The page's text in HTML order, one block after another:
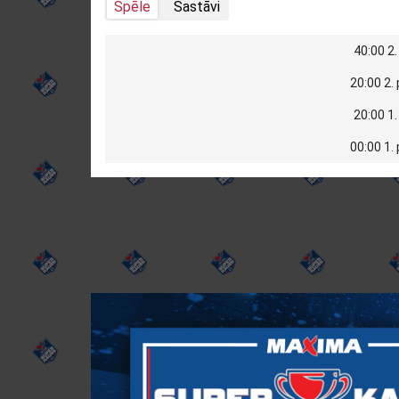
Spēle Sastāvi
40:00
20:00 2.
20:00
00:00 1.